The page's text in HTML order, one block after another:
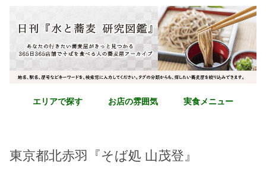
エリアで探す お店の雰囲気 実食メニュー
東京都北赤羽『そば処 山茂登』